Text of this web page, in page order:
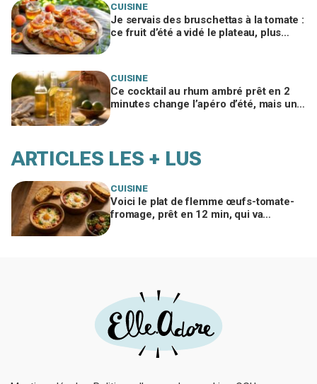
CUISINE
Je servais des bruschettas à la tomate :
ce fruit d’été a vidé le plateau, plus
CUISINE
Ce cocktail au rhum ambré prêt en 2
minutes change l’apéro d’été, mais un
ARTICLES LES + LUS
CUISINE
Voici le plat de flemme œufs-tomate-
fromage, prêt en 12 min, qui va